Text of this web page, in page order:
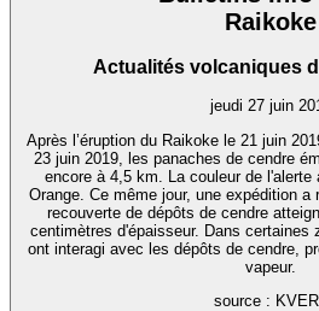
Raikoke
Actualités volcaniques
jeudi 27 juin
Après l’éruption du Raikoke le 21 juin
23 juin 2019, les panaches de cendre
encore à 4,5 km. La couleur de l'alerte
Orange. Ce même jour, une expédition
recouverte de dépôts de cendre
centimètres d'épaisseur. Dans certaines
ont interagi avec les dépôts de cendre,
vapeur.
source :